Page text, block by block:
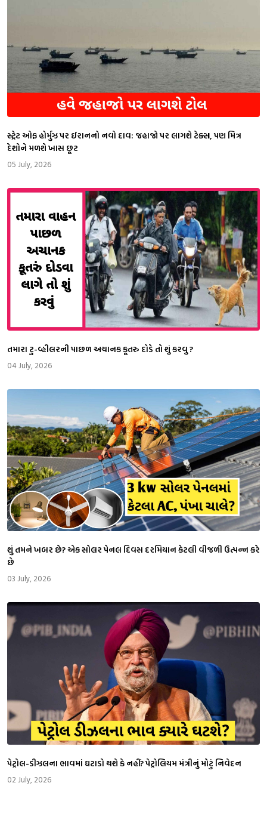
સ્ટ્રેટ ઓફ હોર્મુઝ પર ઈરાનનો નવો દાવ: જહાજો પર લાગશે ટેક્સ, પણ મિત્ર
દેશોને મળશે ખાસ છૂટ
05 July, 2026
તમારા ટુ-વ્હીલરની પાછળ અચાનક કૂતરુ દોડે તો શું કરવુ ?
04 July, 2026
શું તમને ખબર છે? એક સોલર પેનલ દિવસ દરમિયાન કેટલી વીજળી ઉત્પન્ન કરે
છે
03 July, 2026
પેટ્રોલ-ડીઝલના ભાવમાં ઘટાડો થશે કે નહીં? પેટ્રોલિયમ મંત્રીનું મોટું નિવેદન
02 July, 2026